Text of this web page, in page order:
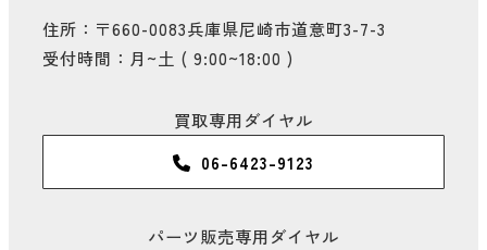
住所：〒660-0083兵庫県尼崎市道意町3-7-3
受付時間：月~土 ( 9:00~18:00 )
買取専用ダイヤル
06-6423-9123
パーツ販売専用ダイヤル